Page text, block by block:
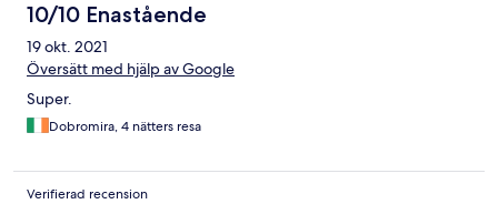
10/10 Enastående
19 okt. 2021
Översätt med hjälp av Google
Super.
Dobromira, 4 nätters resa
Verifierad recension